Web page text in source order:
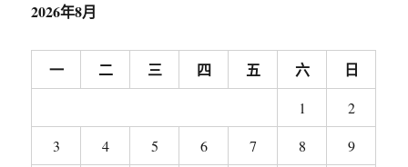
2026年8月
一 二 三 四 五 六 日
1
2
3
4 5 6 7 8
9